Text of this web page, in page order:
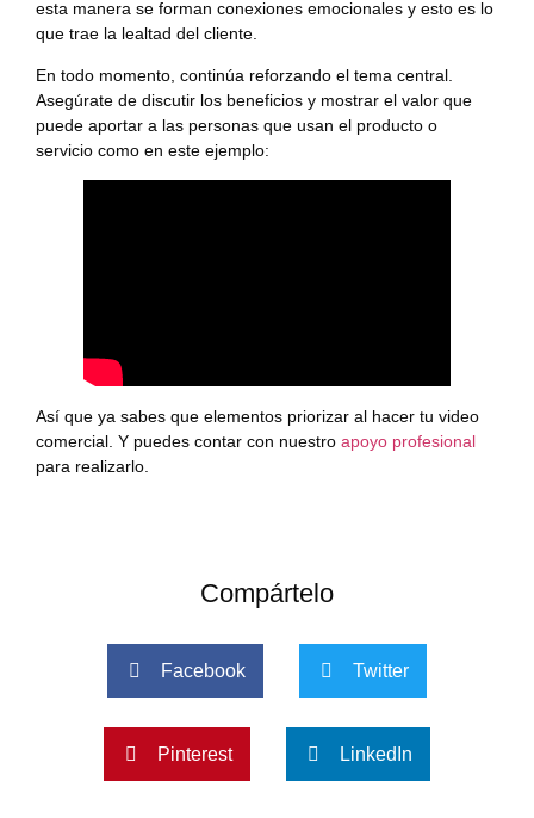
esta manera se forman conexiones emocionales y esto es lo
que trae la lealtad del cliente.
En todo momento, continúa reforzando el tema central.
Asegúrate de discutir los beneficios y mostrar el valor que
puede aportar a las personas que usan el producto o
servicio como en este ejemplo:
Así que ya sabes que elementos priorizar al hacer tu video
comercial. Y puedes contar con nuestro apoyo profesional
para realizarlo.
Compártelo
Facebook Twitter
Pinterest LinkedIn